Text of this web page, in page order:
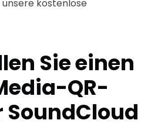
kostenlose
Sie einen
QR-
SoundCloud